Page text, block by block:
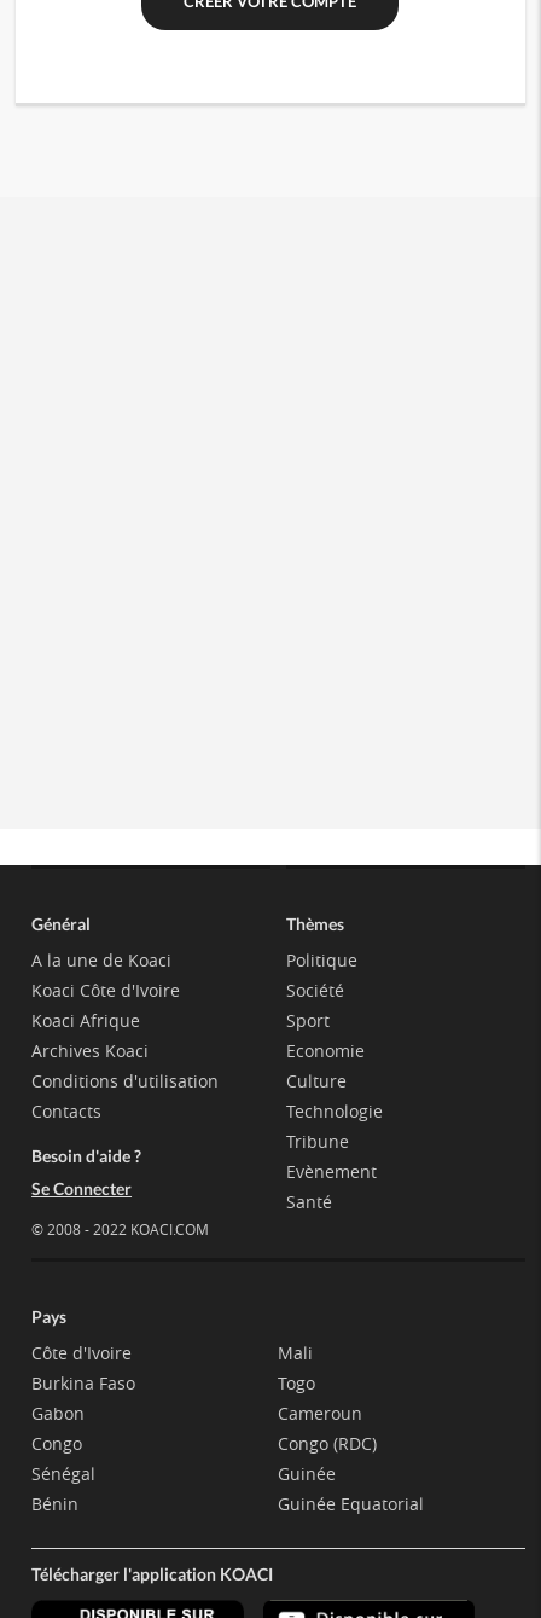
Général
A la une de Koaci
Koaci Côte d'Ivoire
Koaci Afrique
Archives Koaci
Conditions d'utilisation
Contacts
Besoin d'aide ?
Se Connecter
© 2008 - 2022 KOACI.COM
Thèmes
Politique
Société
Sport
Economie
Culture
Technologie
Tribune
Evènement
Santé
Pays
Côte d'Ivoire
Burkina Faso
Gabon
Congo
Sénégal
Bénin
Mali
Togo
Cameroun
Congo (RDC)
Guinée
Guinée Equatorial
Télécharger l'application KOACI